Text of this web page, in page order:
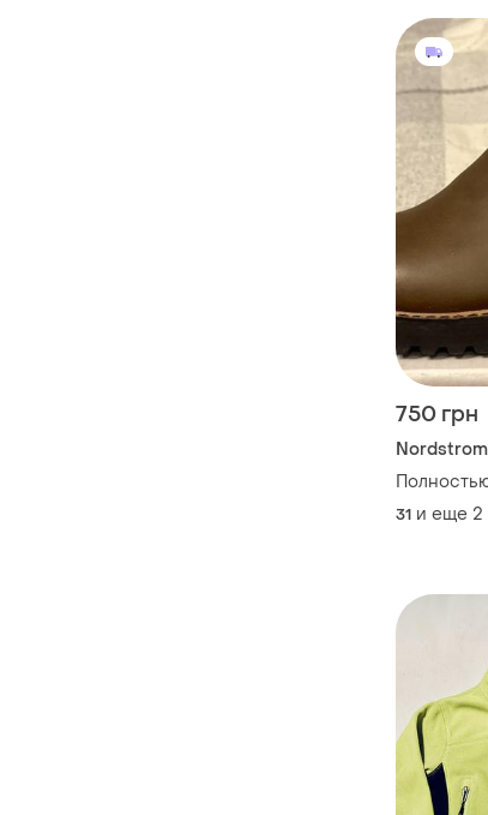
750 грн
Nordstrom
31 и еще 2